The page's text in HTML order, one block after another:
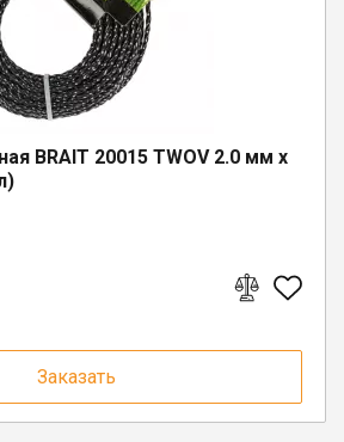
BRAIT 20015 TWOV 2.0 мм х
Заказать